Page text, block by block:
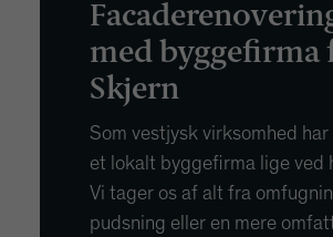
med byggefirma
Skjern
Som vestjysk virksomhed
et lokalt byggefirma lige ved
Vi tager os af alt fra
pudsning eller en mere